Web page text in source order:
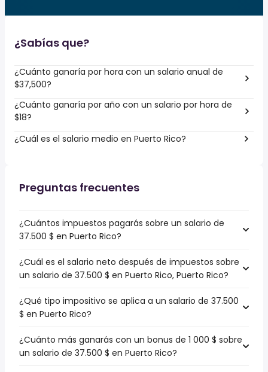
¿Sabías que?
¿Cuánto ganaría por hora con un salario anual de
$37,500?
¿Cuánto ganaría por año con un salario por hora de
$18?
¿Cuál es el salario medio en Puerto Rico?
Preguntas frecuentes
¿Cuántos impuestos pagarás sobre un salario de
37.500 $ en Puerto Rico?
¿Cuál es el salario neto después de impuestos sobre
un salario de 37.500 $ en Puerto Rico, Puerto Rico?
¿Qué tipo impositivo se aplica a un salario de 37.500
$ en Puerto Rico?
¿Cuánto más ganarás con un bonus de 1 000 $ sobre
un salario de 37.500 $ en Puerto Rico?